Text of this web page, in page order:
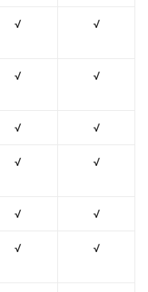
√ √
√ √
√ √
√ √
√ √
√ √